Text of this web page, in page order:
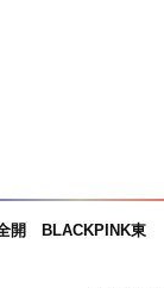
開 BLACKPINK東